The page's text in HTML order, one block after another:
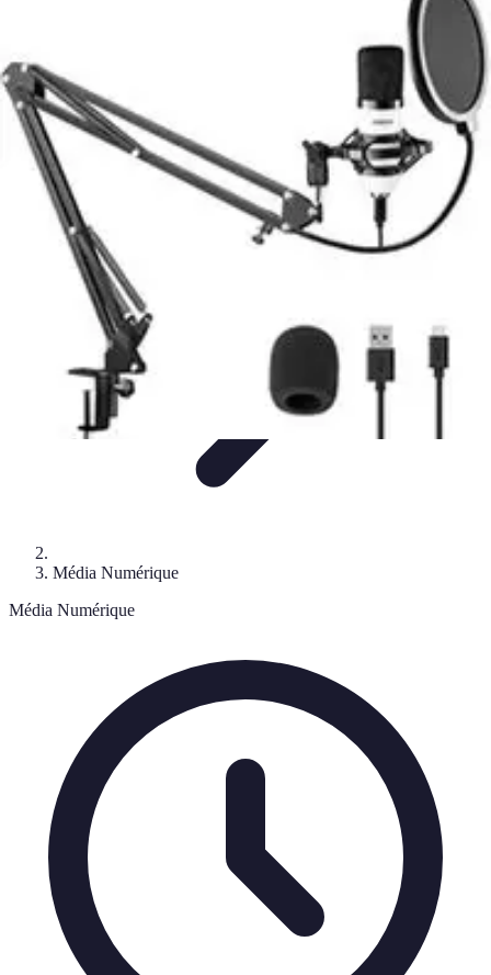
Technologie
Tech Culture Mag
Média Numérique
Média Numérique